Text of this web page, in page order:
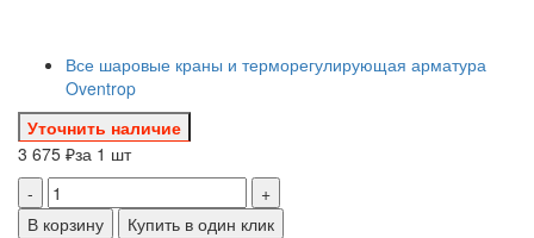
Все шаровые краны и терморегулирующая арматура
Oventrop
Уточнить наличие
3 675 ₽за 1 шт
-
+
В корзину
Купить в один клик